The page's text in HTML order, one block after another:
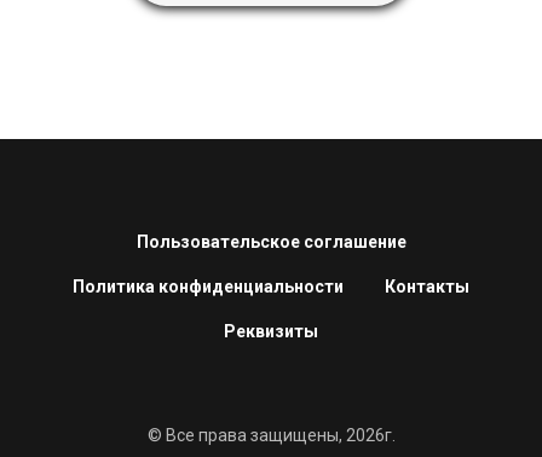
Пользовательское соглашение
Политика конфиденциальности Контакты
Реквизиты
© Все права защищены, 2026г.